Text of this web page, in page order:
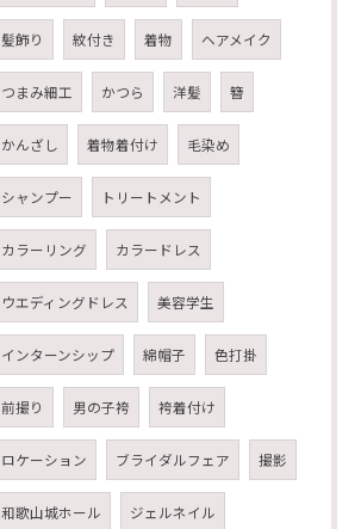
髪飾り 紋付き 着物 ヘアメイク
つまみ細工 かつら 洋髪 簪
かんざし 着物着付け 毛染め
シャンプー トリートメント
カラーリング カラードレス
ウエディングドレス 美容学生
インターンシップ 綿帽子 色打掛
前撮り 男の子袴 袴着付け
ロケーション ブライダルフェア 撮影
和歌山城ホール ジェルネイル